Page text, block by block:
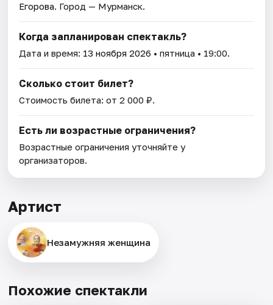
Егорова. Город — Мурманск.
Когда запланирован спектакль?
Дата и время: 13 ноября 2026 • пятница • 19:00.
Сколько стоит билет?
Стоимость билета: от 2 000 ₽.
Есть ли возрастные ограничения?
Возрастные ограничения уточняйте у
организаторов.
Артист
Незамужняя женщина
Похожие спектакли